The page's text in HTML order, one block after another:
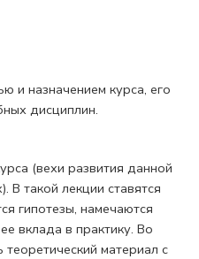
и назначением курса, его
дисциплин.
(вехи развития данной
В такой лекции ставятся
гипотезы, намечаются
вклада в практику. Во
материал с